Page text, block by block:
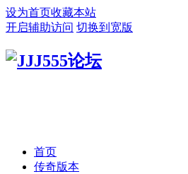
设为首页收藏本站
开启辅助访问 切换到宽版
首页
传奇版本